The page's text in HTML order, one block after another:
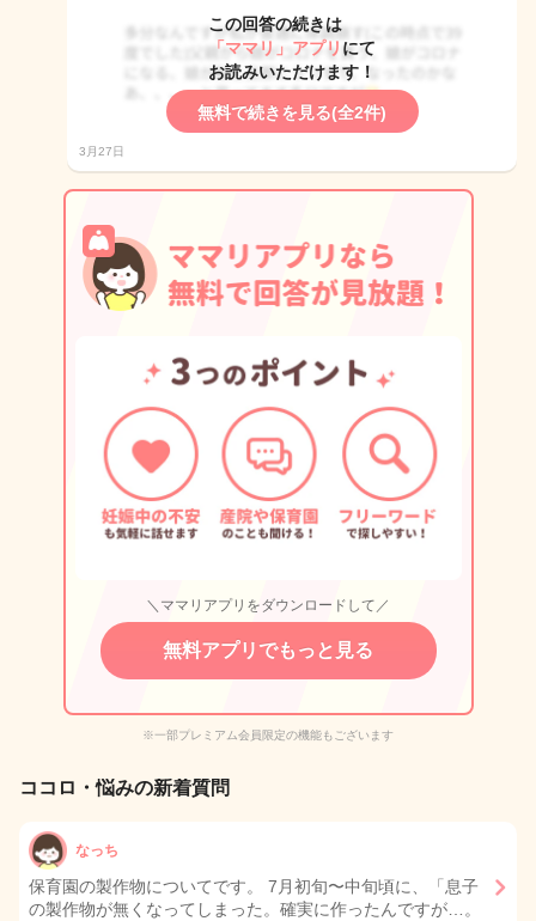
この回答の続きは
「ママリ」アプリ にて
お読みいただけます！
無料で続きを見る(全2件)
3月27日
＼ママリアプリをダウンロードして／
無料アプリでもっと見る
※一部プレミアム会員限定の機能もございます
ココロ・悩みの新着質問
なっち
保育園の製作物についてです。 7月初旬〜中旬頃に、「息子
の製作物が無くなってしまった。確実に作ったんですが…。